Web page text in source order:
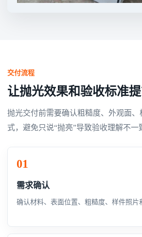
交付流程
让抛光效果和验收标准
抛光交付前需要确认粗糙度、外观面
式，避免只说“抛亮”导致验收理解不一
需求确认
确认材料、表面位置、粗糙度、样件照片